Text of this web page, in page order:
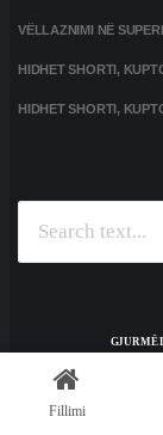
VËLLAZNIMI NË
HIDHET SHORTI,
HIDHET SHORTI,
GJURMË
Fillimi